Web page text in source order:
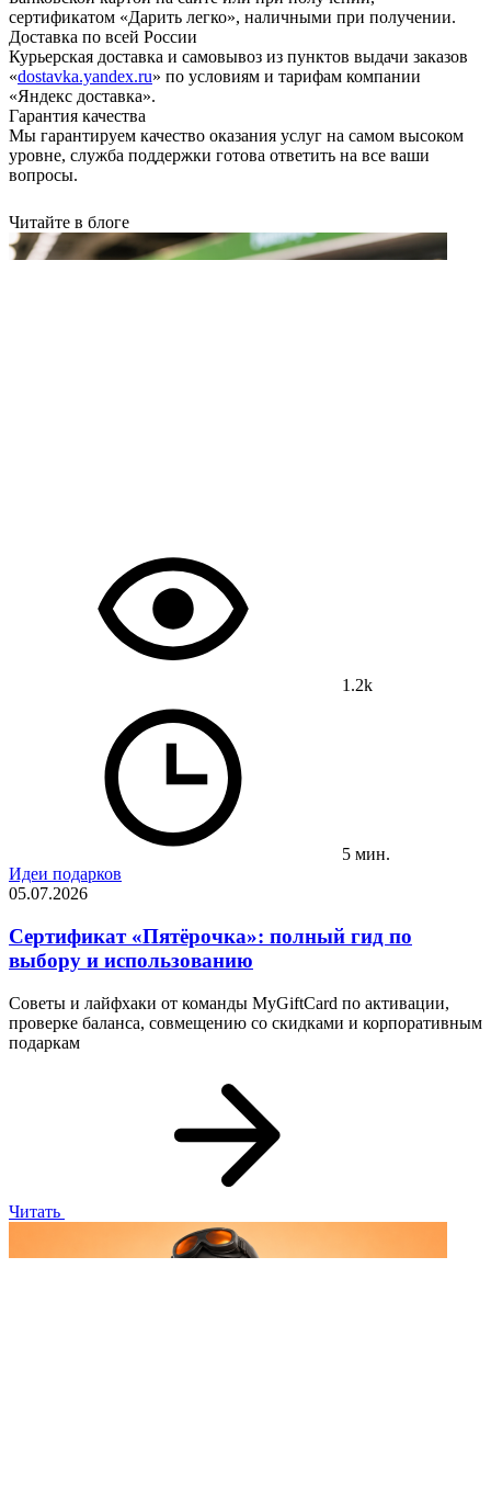
сертификатом «Дарить легко», наличными при получении.
Доставка по всей России
Курьерская доставка и самовывоз из пунктов выдачи заказов
«dostavka.yandex.ru» по условиям и тарифам компании
«Яндекс доставка».
Гарантия качества
Мы гарантируем качество оказания услуг на самом высоком
уровне, служба поддержки готова ответить на все ваши
вопросы.
Читайте в блоге
1.2k
5 мин.
Идеи подарков
05.07.2026
Сертификат «Пятёрочка»: полный гид по
выбору и использованию
Советы и лайфхаки от команды MyGiftCard по активации,
проверке баланса, совмещению со скидками и корпоративным
подаркам
Читать